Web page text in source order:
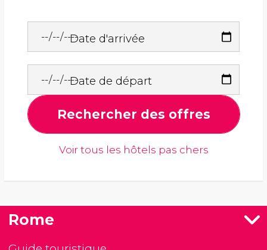
Date d'arrivée
Date de départ
Rechercher des offres
Voir tous les hôtels pas chers
Rome